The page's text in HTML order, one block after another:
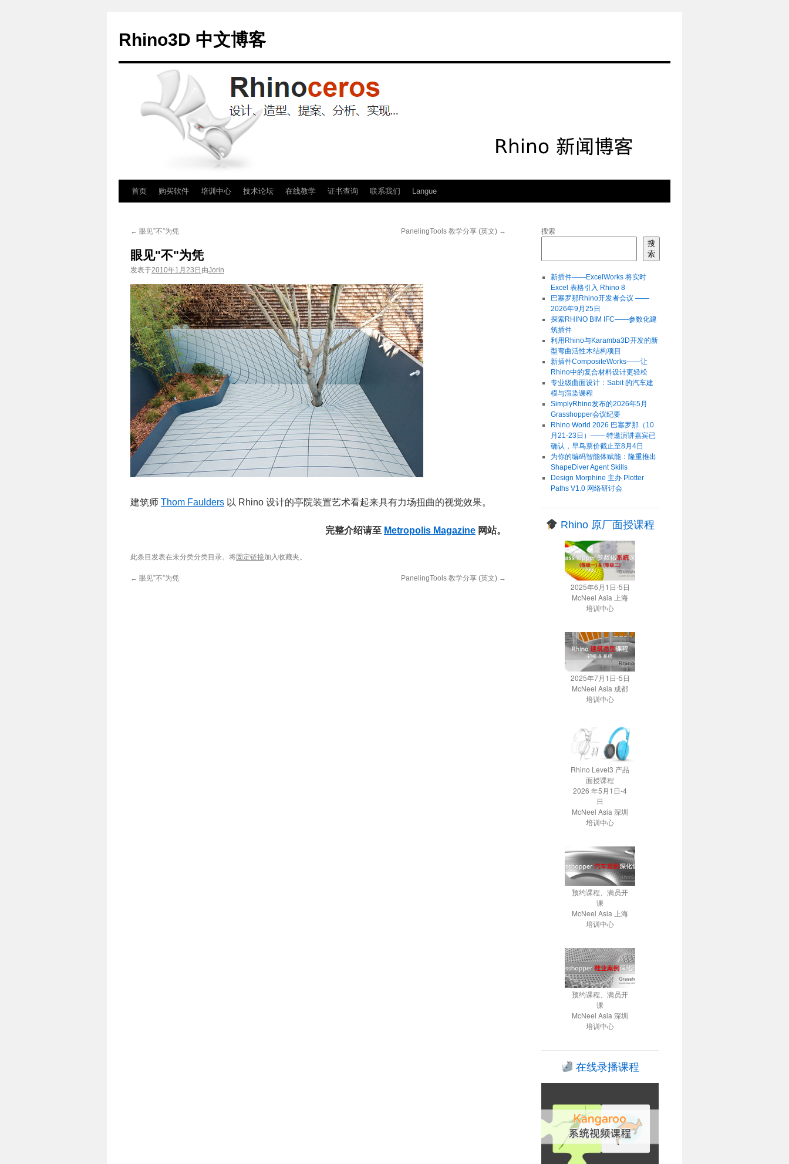
Rhino3D 中文博客
首页 购买软件 培训中心 技术论坛 在线教学 证书查询 联系我们 Langue
← 眼见”不”为凭 PanelingTools 教学分享 (英文) →
眼见"不"为凭
发表于2010年1月23日 由Jorin
建筑师 Thom Faulders 以 Rhino 设计的亭院装置艺术看起来具有力场扭曲的视觉效果。
完整介绍请至 Metropolis Magazine 网站。
此条目发表在未分类分类目录。将固定链接加入收藏夹。
← 眼见”不”为凭 PanelingTools 教学分享 (英文) →
搜索
搜
索
新插件——ExcelWorks 将实时
Excel 表格引入 Rhino 8
巴塞罗那Rhino开发者会议 ——
2026年9月25日
探索RHINO BIM IFC——参数化建
筑插件
利用Rhino与Karamba3D开发的新
型弯曲活性木结构项目
新插件CompositeWorks——让
Rhino中的复合材料设计更轻松
专业级曲面设计：Sabit 的汽车建
模与渲染课程
SimplyRhino发布的2026年5月
Grasshopper会议纪要
Rhino World 2026 巴塞罗那（10
月21-23日）—— 特邀演讲嘉宾已
确认，早鸟票价截止至8月4日
为你的编码智能体赋能：隆重推出
ShapeDiver Agent Skills
Design Morphine 主办 Plotter
Paths V1.0 网络研讨会
Rhino 原厂面授课程
2025年6月1日-5日
McNeel Asia 上海
培训中心
2025年7月1日-5日
McNeel Asia 成都
培训中心
Rhino Level3 产品
面授课程
2026 年5月1日-4
日
McNeel Asia 深圳
培训中心
预约课程、满员开
课
McNeel Asia 上海
培训中心
预约课程、满员开
课
McNeel Asia 深圳
培训中心
在线录播课程